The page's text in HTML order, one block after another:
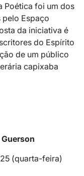
Poética foi um dos
Espaço
da iniciativa é
do Espírito
de um público
capixaba
(quarta-feira)